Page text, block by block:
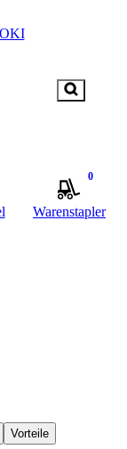
0
Warenstapler
Vorteile